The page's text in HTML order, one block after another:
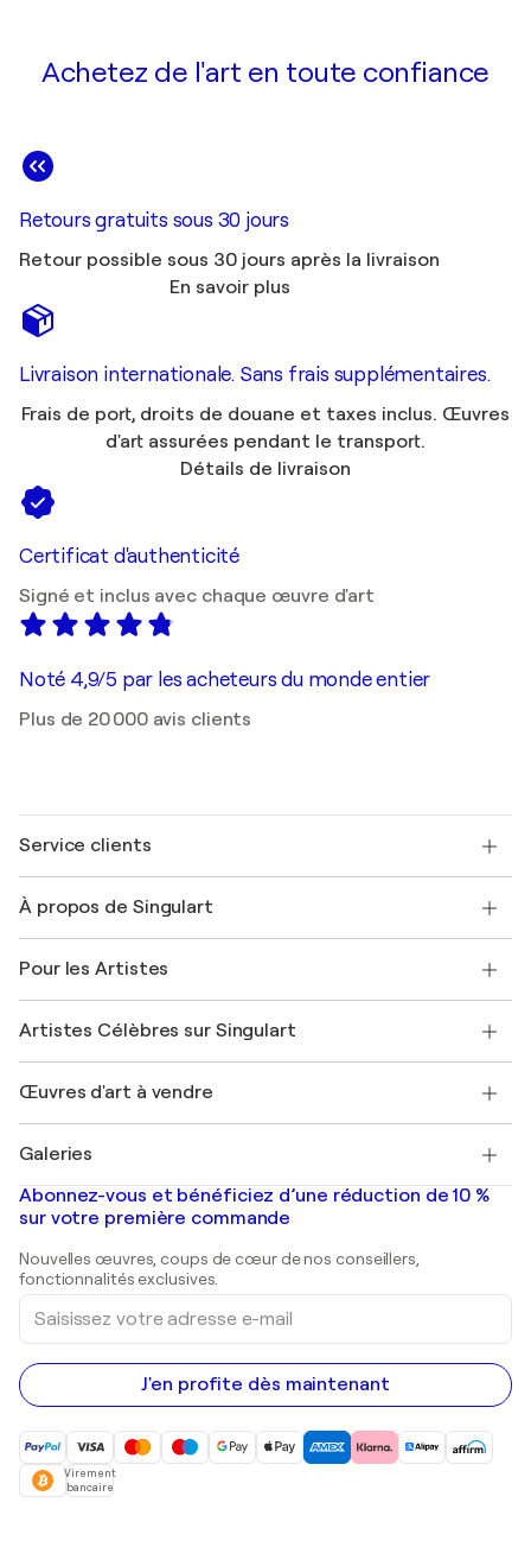
Achetez de l'art en toute confiance
Retours gratuits sous 30 jours
Retour possible sous 30 jours après la livraison
En savoir plus
Livraison internationale. Sans frais supplémentaires.
Frais de port, droits de douane et taxes inclus. Œuvres
d'art assurées pendant le transport.
Détails de livraison
Certificat d'authenticité
Signé et inclus avec chaque œuvre d'art
Noté 4,9/5 par les acheteurs du monde entier
Plus de 20 000 avis clients
Service clients
Expédition
Offrir une carte cadeau
Rejoignez notre programme commercial
Mon compte
+33 1 76 44 06 42
À propos de Singulart
FAQ
Magazine Singulart
Emplois
Découvrez une sélection d'art original
Pour les Artistes
Se connecter en tant qu'Artiste
Artistes Célèbres sur Singulart
Marc Chagall
Banksy
Mr. Brainwash
Shepard Fairey
Œuvres d'art à vendre
Tableaux abstraits à vendre
Peintures de paysage
Estampes
Peintures acryliques
Galeries
Galeries d'art en France
Galeries d'art en Belgique
Abonnez-vous et bénéficiez d’une réduction de 10 %
sur votre première commande
Nouvelles œuvres, coups de cœur de nos conseillers,
fonctionnalités exclusives.
Saisissez
votre
adresse
e-
mail
J'en profite dès maintenant
Virement
bancaire